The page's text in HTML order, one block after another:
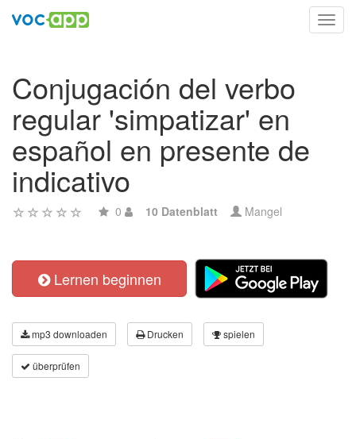
Conjugación del verbo
regular 'simpatizar' en
español en presente de
indicativo
0 10 Datenblatt Mangel
Lernen beginnen
mp3 downloaden Drucken spielen
überprüfen